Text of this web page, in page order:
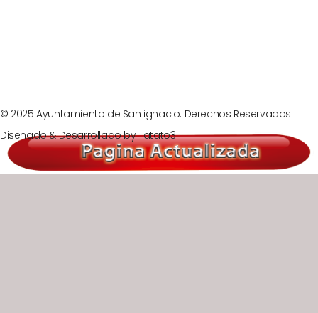
© 2025 Ayuntamiento de San ignacio. Derechos Reservados.
Diseñado & Desarrollado byTatato31